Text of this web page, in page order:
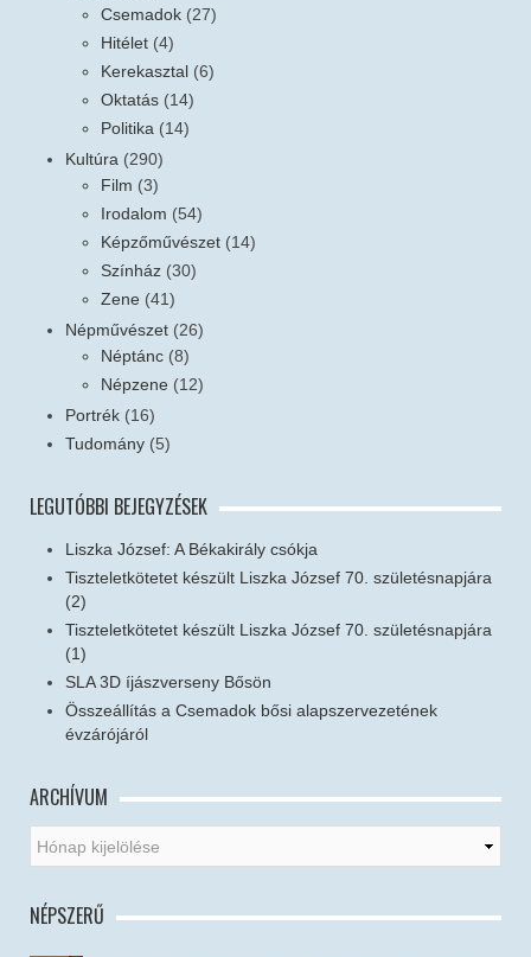
Csemadok (27)
Hitélet (4)
Kerekasztal (6)
Oktatás (14)
Politika (14)
Kultúra (290)
Film (3)
Irodalom (54)
Képzőművészet (14)
Színház (30)
Zene (41)
Népművészet (26)
Néptánc (8)
Népzene (12)
Portrék (16)
Tudomány (5)
LEGUTÓBBI BEJEGYZÉSEK
Liszka József: A Békakirály csókja
Tiszteletkötetet készült Liszka József 70. születésnapjára
(2)
Tiszteletkötetet készült Liszka József 70. születésnapjára
(1)
SLA 3D íjászverseny Bősön
Összeállítás a Csemadok bősi alapszervezetének
évzárójáról
ARCHÍVUM
NÉPSZERŰ